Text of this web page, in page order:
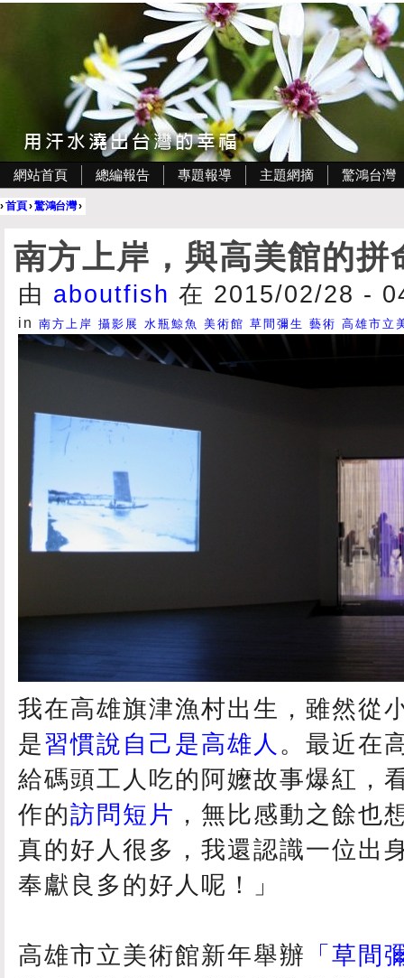
網站首頁 總編報告 專題報導 主題網摘 驚鴻台灣
›首頁›驚鴻台灣›
南方上岸，與高美館的拼
由 aboutfish 在 2015/02/28 -
in 南方上岸 攝影展 水瓶鯨魚 美術館 草間彌生 藝術 高雄市立
我在高雄旗津漁村出生，雖然從
是習慣說自己是高雄人 。最近在
給碼頭工人吃的阿嬤故事爆紅，
作的訪問短片 ，無比感動之餘也
真的好人很多，我還認識一位出
奉獻良多的好人呢！」
高雄市立美術館新年舉辦 「草間